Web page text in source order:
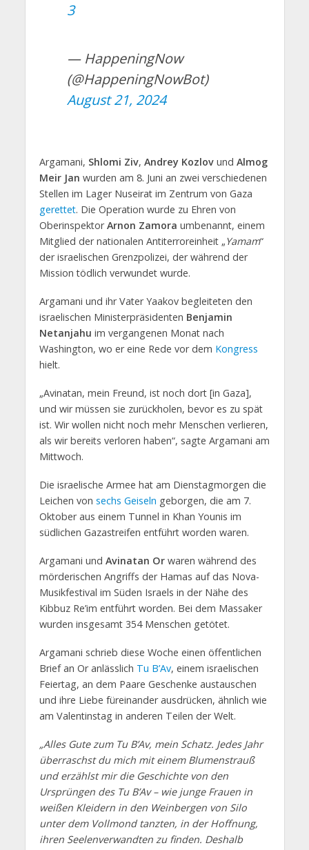
3
— HappeningNow
(@HappeningNowBot)
August 21, 2024
Argamani, Shlomi Ziv, Andrey Kozlovund Almog
Meir Jan wurden am 8. Juni an zwei verschiedenen
Stellen im Lager Nuseirat im Zentrum von Gaza
gerettet. Die Operation wurde zu Ehren von
OberinspektorArnon Zamora umbenannt, einem
Mitglied der nationalen Antiterroreinheit „Yamam“
der israelischen Grenzpolizei, der während der
Mission tödlich verwundet wurde.
Argamani und ihr Vater Yaakov begleiteten den
israelischen Ministerpräsidenten Benjamin
Netanjahu im vergangenen Monat nach
Washington, wo er eine Rede vor dem Kongress
hielt.
„Avinatan, mein Freund, ist noch dort [in Gaza],
und wir müssen sie zurückholen, bevor es zu spät
ist. Wir wollen nicht noch mehr Menschen verlieren,
als wir bereits verloren haben“, sagte Argamani am
Mittwoch.
Die israelische Armee hat am Dienstagmorgen die
Leichen von sechs Geiseln geborgen, die am 7.
Oktober aus einem Tunnel in Khan Younis im
südlichen Gazastreifen entführt worden waren.
Argamani und Avinatan Orwaren während des
mörderischen Angriffs der Hamas auf das Nova-
Musikfestival im Süden Israels in der Nähe des
Kibbuz Re’im entführt worden. Bei dem Massaker
wurden insgesamt 354 Menschen getötet.
Argamani schrieb diese Woche einen öffentlichen
Brief an Or anlässlich Tu B’Av, einem israelischen
Feiertag, an dem Paare Geschenke austauschen
und ihre Liebe füreinander ausdrücken, ähnlich wie
am Valentinstag in anderen Teilen der Welt.
„Alles Gute zum Tu B’Av, mein Schatz. Jedes Jahr
überraschst du mich mit einem Blumenstrauß
und erzählst mir die Geschichte von den
Ursprüngen des Tu B’Av – wie junge Frauen in
weißen Kleidern in den Weinbergen von Silo
unter dem Vollmond tanzten, in der Hoffnung,
ihren Seelenverwandten zu finden. Deshalb